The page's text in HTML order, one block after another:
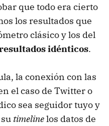
que todo era cierto
los resultados que
clásico y los del
idénticos.
la conexión con las
el caso de Twitter o
sea seguidor tuyo y
timelinelos datos de